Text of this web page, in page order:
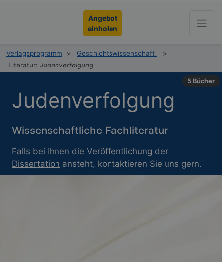
Angebot
einholen
Verlagsprogramm > Geschichtswissenschaft
>
Literatur: Judenverfolgung
5 Bücher
Judenverfolgung
Wissenschaftliche Fachliteratur
Falls bei Ihnen die Veröffentlichung der
Dissertation ansteht, kontaktieren Sie uns gern.